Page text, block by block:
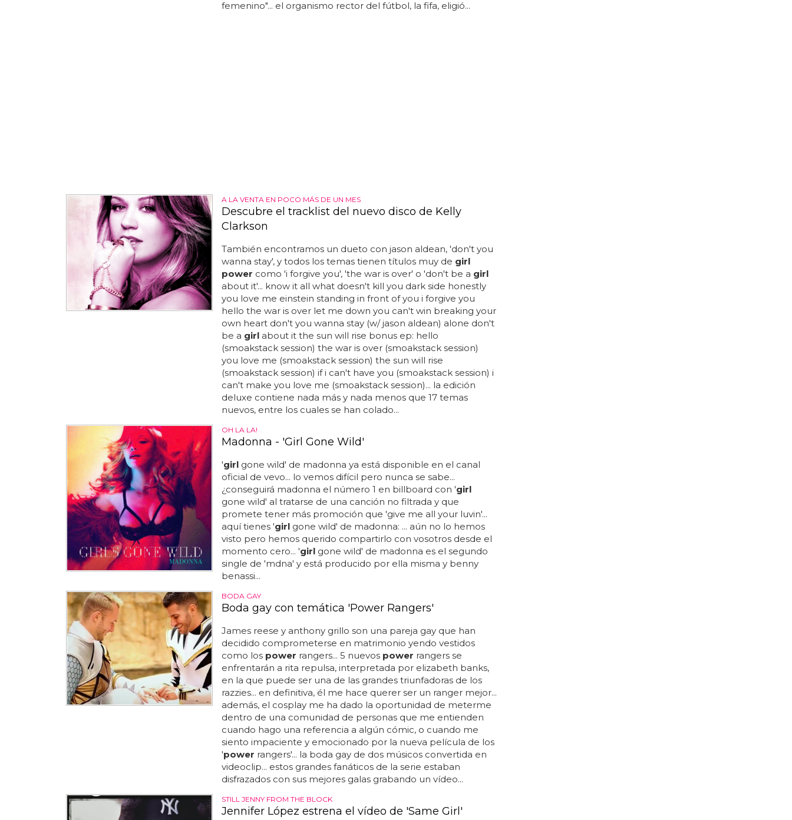
femenino"... el organismo rector del fútbol, la fifa, eligió...
A LA VENTA EN POCO MÁS DE UN MES
Descubre el tracklist del nuevo disco de Kelly
Clarkson
También encontramos un dueto con jason aldean, 'don't you
wanna stay', y todos los temas tienen títulos muy de girl
power como 'i forgive you', 'the war is over' o 'don't be a girl
about it'... know it all what doesn't kill you dark side honestly
you love me einstein standing in front of you i forgive you
hello the war is over let me down you can't win breaking your
own heart don't you wanna stay (w/ jason aldean) alone don't
be a girlabout it the sun will rise bonus ep: hello
(smoakstack session) the war is over (smoakstack session)
you love me (smoakstack session) the sun will rise
(smoakstack session) if i can't have you (smoakstack session) i
can't make you love me (smoakstack session)... la edición
deluxe contiene nada más y nada menos que 17 temas
nuevos, entre los cuales se han colado...
OH LA LA!
Madonna - 'Girl Gone Wild'
'girlgone wild' de madonna ya está disponible en el canal
oficial de vevo... lo vemos difícil pero nunca se sabe...
¿conseguirá madonna el número 1 en billboard con 'girl
gone wild' al tratarse de una canción no filtrada y que
promete tener más promoción que 'give me all your luvin'...
aquí tienes 'girlgone wild' de madonna: ... aún no lo hemos
visto pero hemos querido compartirlo con vosotros desde el
momento cero... 'girlgone wild' de madonna es el segundo
single de 'mdna' y está producido por ella misma y benny
benassi...
BODA GAY
Boda gay con temática 'Power Rangers'
James reese y anthony grillo son una pareja gay que han
decidido comprometerse en matrimonio yendo vestidos
como los power rangers... 5 nuevos power rangers se
enfrentarán a rita repulsa, interpretada por elizabeth banks,
en la que puede ser una de las grandes triunfadoras de los
razzies... en definitiva, él me hace querer ser un ranger mejor...
además, el cosplay me ha dado la oportunidad de meterme
dentro de una comunidad de personas que me entienden
cuando hago una referencia a algún cómic, o cuando me
siento impaciente y emocionado por la nueva película de los
'power rangers'... la boda gay de dos músicos convertida en
videoclip... estos grandes fanáticos de la serie estaban
disfrazados con sus mejores galas grabando un vídeo...
STILL JENNY FROM THE BLOCK
Jennifer López estrena el vídeo de 'Same Girl'